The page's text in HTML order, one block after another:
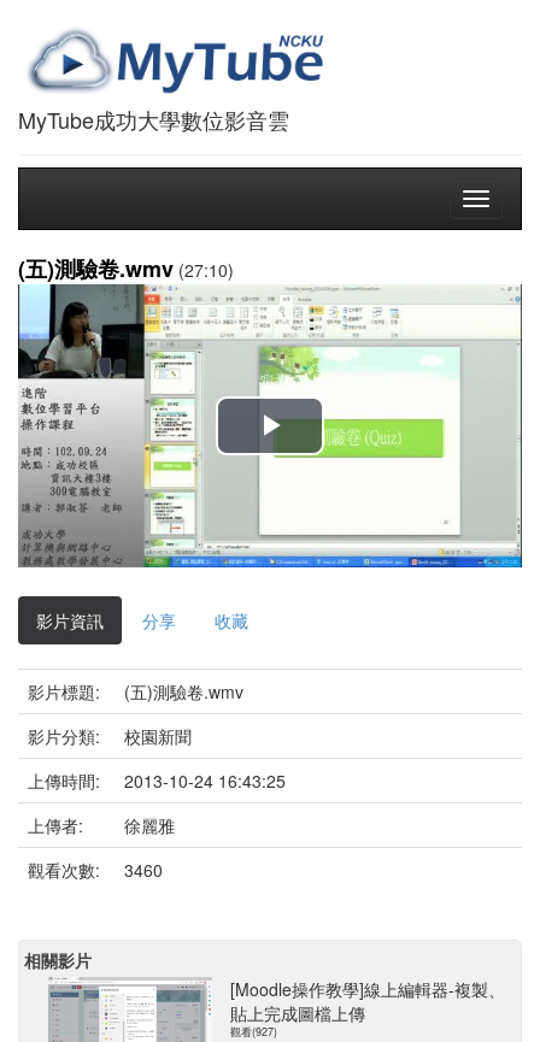
MyTube成功大學數位影音雲
Toggle
(五)測驗卷.wmv (27:10)
播
影
影片資訊 分享 收藏
影片標題:
(五)測驗卷.wmv
影片分類:
校園新聞
上傳時間:
2013-10-24 16:43:25
上傳者:
徐麗雅
觀看次數:
3460
相關影片
[Moodle操作教學]線上編輯器-複製、
貼上完成圖檔上傳
觀看(927)